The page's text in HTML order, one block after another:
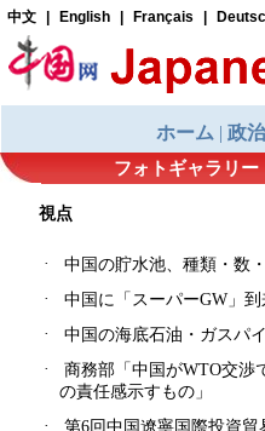
フォトギャラリー
視点
·
中国の貯水池、種類・数
·
中国に「スーパーGW」到
·
中国の海底石油・ガスパ
·
商務部「中国がWTO交渉
の責任感示すもの」
·
第6回中国遼寧国際投資